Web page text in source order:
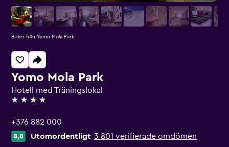
Yomo Mola Park
Hotell med Träningslokal
4 stjärnor
+376 882 000
8,8 Utomordentligt 3 801 verifierade omdömen
Bilder från Yomo Mola Park